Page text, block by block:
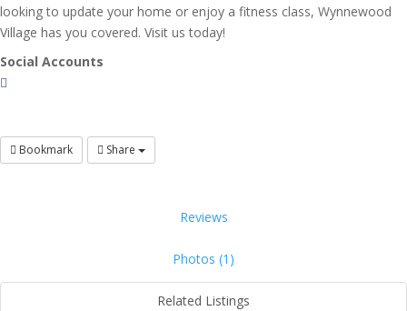
looking to update your home or enjoy a fitness class, Wynnewood
Village has you covered. Visit us today!
Social Accounts
Bookmark Share
Reviews
Photos (1)
Related Listings